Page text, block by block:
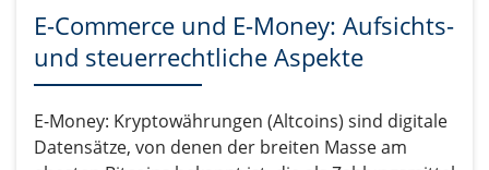
E-Commerce und E-Money: Aufsichts-
und steuerrechtliche Aspekte
E-Money: Kryptowährungen (Altcoins) sind digitale
Datensätze, von denen der breiten Masse am